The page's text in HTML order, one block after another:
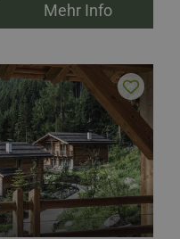
Mehr Info